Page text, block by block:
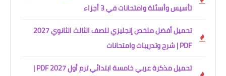
تأسيس وأسئلة وامتحانات في 3 أجزاء
تحميل أفضل ملخص إنجليزي للصف الثالث الثانوي 2027
PDF | شرح وتدريبات وامتحانات
تحميل مذكرة عربي خامسة ابتدائي ترم أول 2027 PDF |